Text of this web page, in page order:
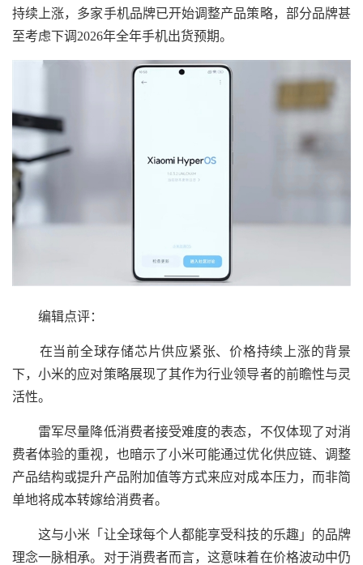
持续上涨，多家手机品牌已开始调整产品策略，部分品牌甚
至考虑下调2026年全年手机出货预期。
编辑点评：
在当前全球存储芯片供应紧张、价格持续上涨的背景
下，小米的应对策略展现了其作为行业领导者的前瞻性与灵
活性。
雷军尽量降低消费者接受难度的表态，不仅体现了对消
费者体验的重视，也暗示了小米可能通过优化供应链、调整
产品结构或提升产品附加值等方式来应对成本压力，而非简
单地将成本转嫁给消费者。
这与小米「让全球每个人都能享受科技的乐趣」的品牌
理念一脉相承。对于消费者而言，这意味着在价格波动中仍